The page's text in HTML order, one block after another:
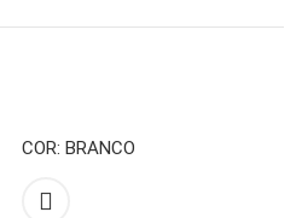
COR: BRANCO